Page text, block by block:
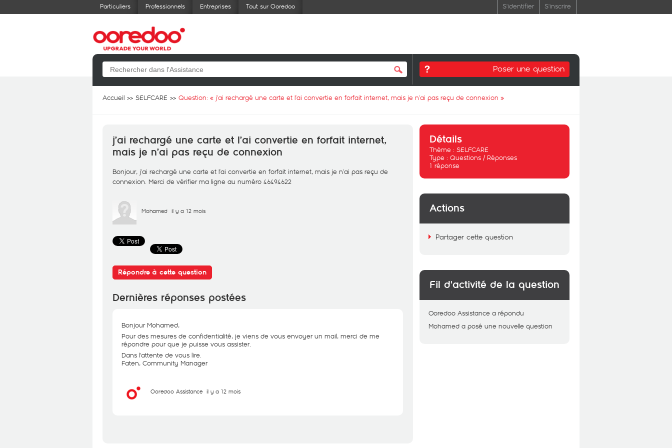
Particuliers Professionnels Entreprises Tout sur Ooredoo S'identifier S'inscrire
Poser une question
Accueil SELFCARE Question: « j’ai rechargé une carte et l’ai convertie en forfait internet, mais je n’ai pas reçu de connexion »
j’ai rechargé une carte et l’ai convertie en forfait internet,
mais je n’ai pas reçu de connexion
Bonjour, j’ai rechargé une carte et l’ai convertie en forfait internet, mais je n’ai pas reçu de
connexion. Merci de vérifier ma ligne au numéro 46494622
Mohamed il y a 12 mois
Répondre à cette question
Dernières réponses postées
Bonjour Mohamed,
Pour des mesures de confidentialité, je viens de vous envoyer un mail, merci de me
répondre pour que je puisse vous assister.
Dans l'attente de vous lire.
Faten, Community Manager
Ooredoo Assistance il y a 12 mois
Détails
Thème : SELFCARE
Type : Questions / Réponses
1 réponse
Actions
Partager cette question
Fil d'activité de la question
Ooredoo Assistance a répondu
Mohamed a posé une nouvelle question